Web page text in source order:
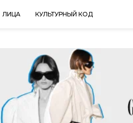
ЛИЦА КУЛЬТУРНЫЙ КОД